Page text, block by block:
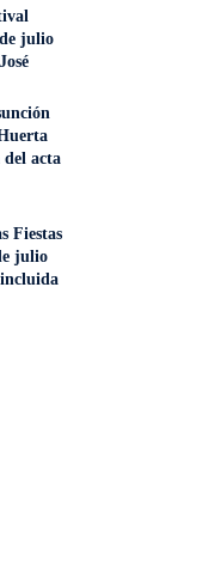
julio
acta
Fiestas
julio